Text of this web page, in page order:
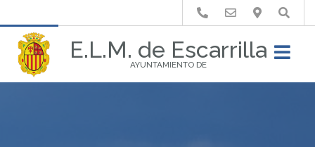
E.L.M. de Escarrilla
AYUNTAMIENTO DE
Buscar